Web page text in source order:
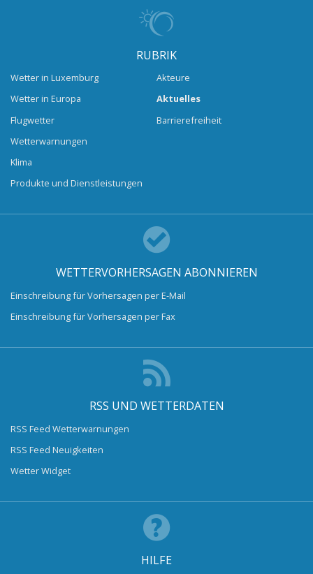
RUBRIK
Wetter in Luxemburg
Wetter in Europa
Flugwetter
Wetterwarnungen
Klima
Produkte und Dienstleistungen
Akteure
Aktuelles
Barrierefreiheit
WETTERVORHERSAGEN ABONNIEREN
Einschreibung für Vorhersagen per E-Mail
Einschreibung für Vorhersagen per Fax
RSS UND WETTERDATEN
RSS Feed Wetterwarnungen
RSS Feed Neuigkeiten
Wetter Widget
HILFE